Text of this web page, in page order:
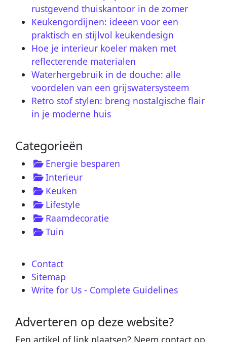
rustgevend thuiskantoor in de zomer
Keukengordijnen: ideeën voor een
praktisch en stijlvol keukendesign
Hoe je interieur koeler maken met
reflecterende materialen
Waterhergebruik in de douche: alle
voordelen van een grijswatersysteem
Retro stof stylen: breng nostalgische flair
in je moderne huis
Categorieën
Energie besparen
Interieur
Keuken
Lifestyle
Raamdecoratie
Tuin
Contact
Sitemap
Write for Us - Complete Guidelines
Adverteren op deze website?
Een artikel of link plaatsen? Neem contact op